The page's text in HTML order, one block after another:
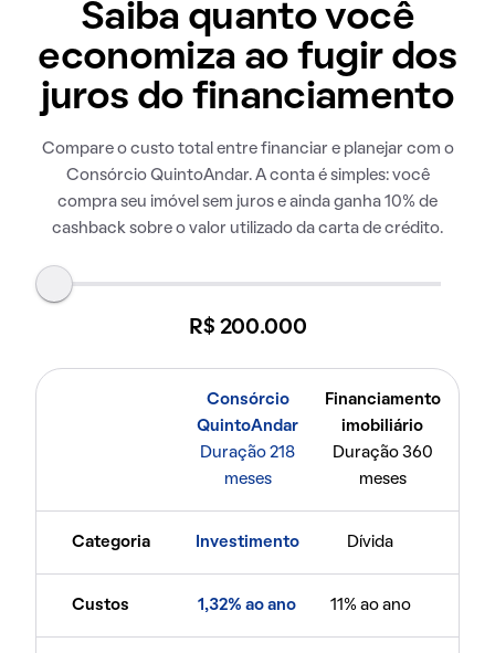
Saiba quanto você
economiza ao fugir dos
juros do financiamento
Compare o custo total entre financiar e planejar com o
Consórcio QuintoAndar. A conta é simples: você
compra seu imóvel sem juros e ainda ganha 10% de
cashback sobre o valor utilizado da carta de crédito.
R$ 200.000
Consórcio
QuintoAndar
Duração 218
meses
Financiamento
imobiliário
Duração 360
meses
Categoria Investimento Dívida
Custos 1,32% ao ano 11% ao ano